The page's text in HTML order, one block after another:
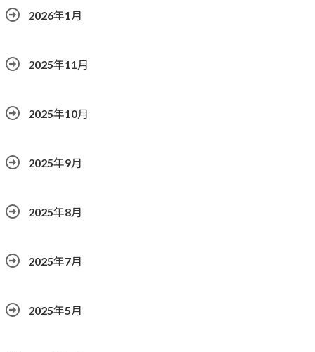
2026年1月
2025年11月
2025年10月
2025年9月
2025年8月
2025年7月
2025年5月